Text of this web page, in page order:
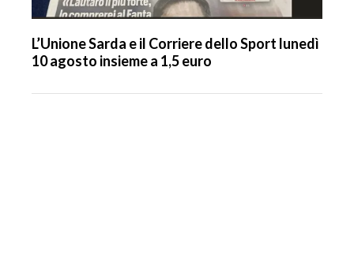
L’Unione Sarda e il Corriere dello Sport lunedì
10 agosto insieme a 1,5 euro